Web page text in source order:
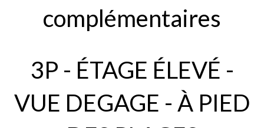
complémentaires
3P - ÉTAGE ÉLEVÉ -
VUE DEGAGE - À PIED